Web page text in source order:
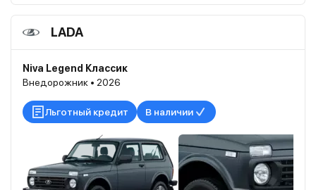
LADA
Niva Legend Классик
Внедорожник • 2026
Льготный кредит В наличии